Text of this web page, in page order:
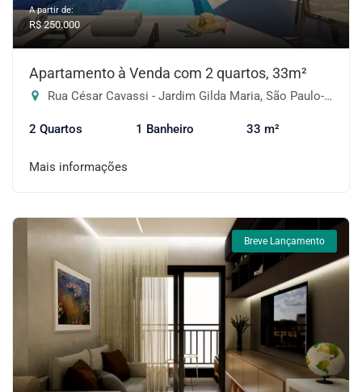
A partir de:
R$ 250.000
Apartamento à Venda com 2 quartos, 33m²
Rua César Cavassi - Jardim Gilda Maria, São Paulo-SP
2 Quartos 1 Banheiro 33 m²
Mais informações
Breve Lançamento